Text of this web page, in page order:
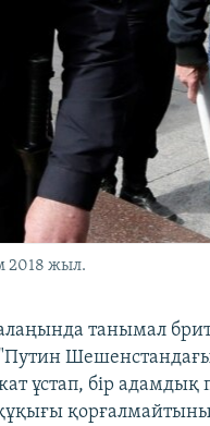
2018 жыл.
танымал
Шешенстандағы
ұстап, бір адамдық